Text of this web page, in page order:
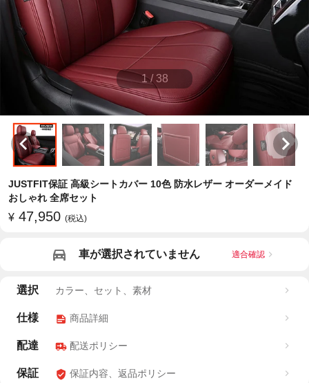
1 / 38
JUSTFIT保証 高級シートカバー 10色 防水レザー オーダーメイド
おしゃれ 全席セット
¥ 47,950 (税込)
車が選択されていません 適合確認
選択 カラー、セット、素材
仕様 商品詳細
配達 配送ポリシー
保証 保証内容、返品ポリシー